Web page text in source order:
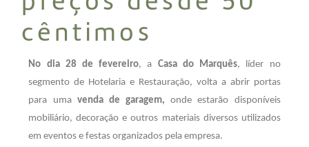
cêntimos
No dia 28 de fevereiro, a Casa do Marquês, líder no
segmento de Hotelaria e Restauração, volta a abrir portas
para uma venda de garagem,onde estarão disponíveis
mobiliário, decoração e outros materiais diversos utilizados
em eventos e festas organizados pela empresa.